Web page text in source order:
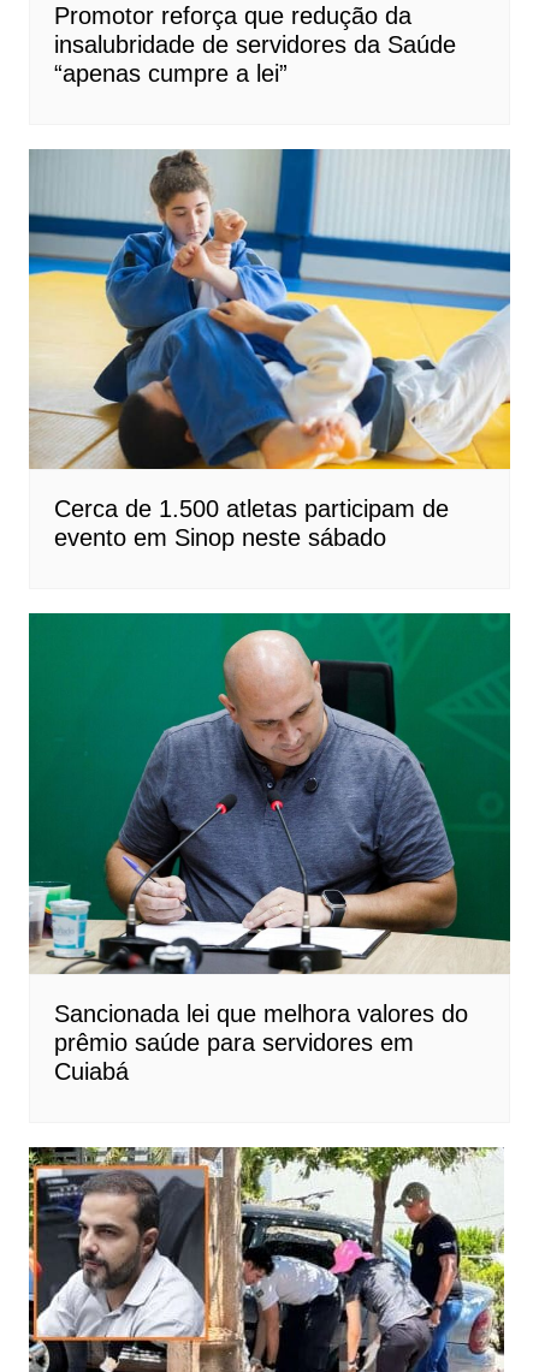
Promotor reforça que redução da
insalubridade de servidores da Saúde
“apenas cumpre a lei”
Cerca de 1.500 atletas participam de
evento em Sinop neste sábado
Sancionada lei que melhora valores do
prêmio saúde para servidores em
Cuiabá